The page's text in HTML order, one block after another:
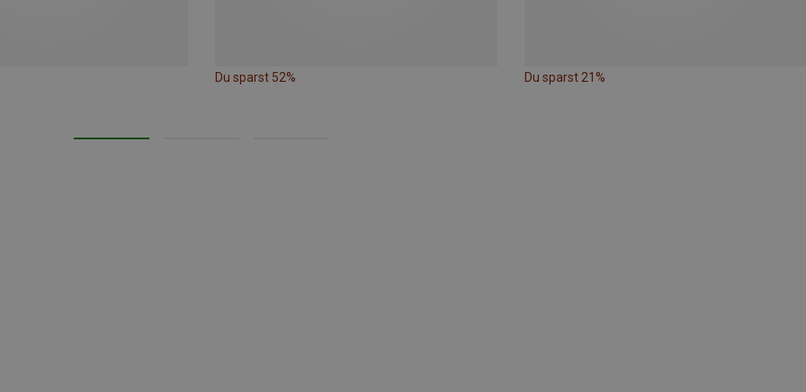
Du sparst 52% Du sparst 21%